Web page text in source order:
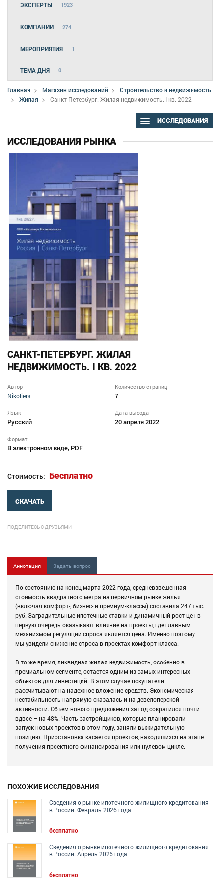
ЭКСПЕРТЫ 1923
КОМПАНИИ 274
МЕРОПРИЯТИЯ 1
ТЕМА ДНЯ 0
Главная Магазин исследований
Строительство и недвижимость
Жилая
Санкт-Петербург. Жилая недвижимость. I кв. 2022
ИССЛЕДОВАНИЯ
ИССЛЕДОВАНИЯ РЫНКА
САНКТ-ПЕТЕРБУРГ. ЖИЛАЯ
НЕДВИЖИМОСТЬ. I КВ. 2022
Автор
Nikoliers
Количество страниц
7
Язык
Русский
Дата выхода
20 апреля 2022
Формат
В электронном виде, PDF
Стоимость: Бесплатно
СКАЧАТЬ
ПОДЕЛИТЕСЬ С ДРУЗЬЯМИ
Аннотация Задать вопрос
По состоянию на конец марта 2022 года, средневзвешенная
стоимость квадратного метра на первичном рынке жилья
(включая комфорт-, бизнес- и премиум-классы) составила 247 тыс.
руб. Заградительные ипотечные ставки и динамичный рост цен в
первую очередь оказывают влияние на проекты, где главным
механизмом регуляции спроса является цена. Именно поэтому
мы увидели снижение спроса в проектах комфорт-класса.
В то же время, ликвидная жилая недвижимость, особенно в
премиальном сегменте, остается одним из самых интересных
объектов для инвестиций. В этом случае покупатели
рассчитывают на надежное вложение средств. Экономическая
нестабильность напрямую сказалась и на девелоперской
активности. Объем нового предложения за год сократился почти
вдвое – на 48%. Часть застройщиков, которые планировали
запуск новых проектов в этом году, заняли выжидательную
позицию. Приостановка касается проектов, находящихся на этапе
получения проектного финансирования или нулевом цикле.
ПОХОЖИЕ ИССЛЕДОВАНИЯ
Сведения о рынке ипотечного жилищного кредитования
в России. Февраль 2026 года
бесплатно
Сведения о рынке ипотечного жилищного кредитования
в России. Апрель 2026 года
бесплатно